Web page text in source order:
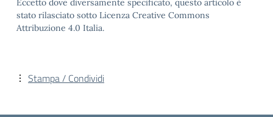
Eccetto dove diversamente specificato, questo articolo è
stato rilasciato sotto Licenza Creative Commons
Attribuzione 4.0 Italia.
Stampa / Condividi